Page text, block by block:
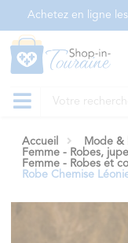
Achetez en ligne
Accueil Mode &
Femme - Robes,
Femme - Robes et
Robe Chemise
Panneau de gestion des